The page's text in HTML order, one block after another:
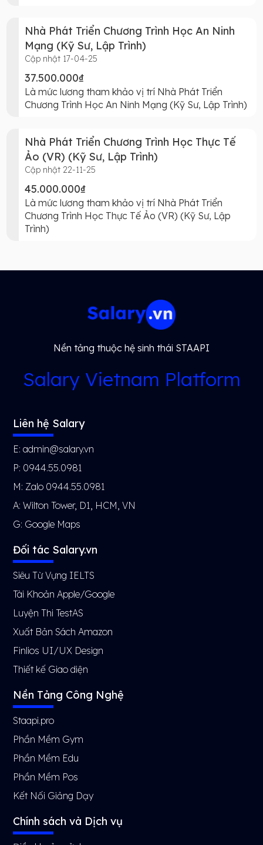
Nhà Phát Triển Chương Trình Học An Ninh
Mạng (Kỹ Sư, Lập Trình)
Cập nhật 17-04-25
37.500.000₫
Là mức lương tham khảo vị trí Nhà Phát Triển
Chương Trình Học An Ninh Mạng (Kỹ Sư, Lập Trình)
Nhà Phát Triển Chương Trình Học Thực Tế
Ảo (VR) (Kỹ Sư, Lập Trình)
Cập nhật 22-11-25
45.000.000₫
Là mức lương tham khảo vị trí Nhà Phát Triển
Chương Trình Học Thực Tế Ảo (VR) (Kỹ Sư, Lập
Trình)
Nền tảng thuộc hệ sinh thái STAAPI
Salary Vietnam Platform
Liên hệ Salary
E: admin@salary.vn
P: 0944.55.0981
M: Zalo 0944.55.0981
A: Wilton Tower, D1, HCM, VN
G: Google Maps
Đối tác Salary.vn
Siêu Từ Vựng IELTS
Tài Khoản Apple/Google
Luyện Thi TestAS
Xuất Bản Sách Amazon
Finlios UI/UX Design
Thiết kế Giao diện
Nền Tảng Công Nghệ
Staapi.pro
Phần Mềm Gym
Phần Mềm Edu
Phần Mềm Pos
Kết Nối Giảng Dạy
Chính sách và Dịch vụ